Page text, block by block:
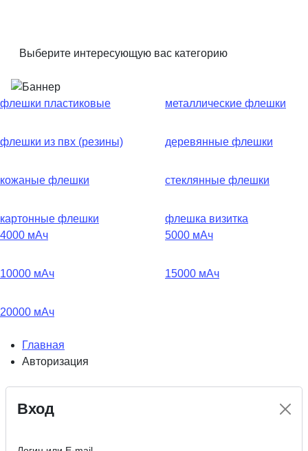
Выберите интересующую вас категорию
флешки пластиковые металлические флешки
флешки из пвх (резины) деревянные флешки
кожаные флешки стеклянные флешки
картонные флешки
флешка визитка
4000 мАч
5000 мАч
10000 мАч 15000 мАч
20000 мАч
Главная
Авторизация
Вход